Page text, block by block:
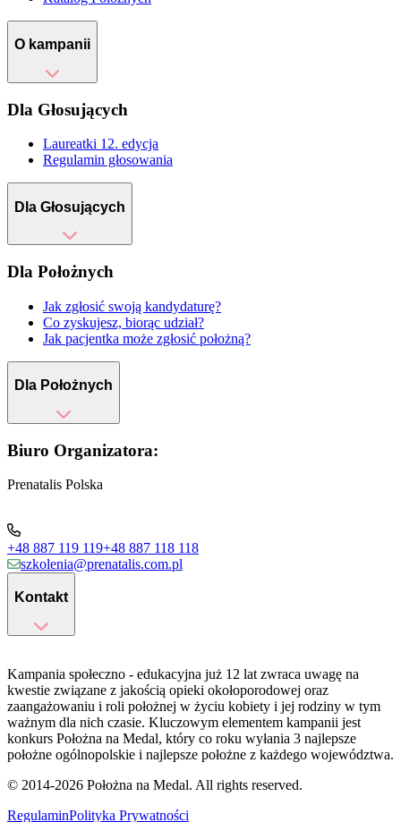
O kampanii
Dla Głosujących
Laureatki 12. edycja
Regulamin głosowania
Dla Głosujących
Dla Położnych
Jak zgłosić swoją kandydaturę?
Co zyskujesz, biorąc udział?
Jak pacjentka może zgłosić położną?
Dla Położnych
Biuro Organizatora:
Prenatalis Polska
+48 887 119 119+48 887 118 118
szkolenia@prenatalis.com.pl
Kontakt
Kampania społeczno - edukacyjna już 12 lat zwraca uwagę na
kwestie związane z jakością opieki okołoporodowej oraz
zaangażowaniu i roli położnej w życiu kobiety i jej rodziny w tym
ważnym dla nich czasie. Kluczowym elementem kampanii jest
konkurs Położna na Medal, który co roku wyłania 3 najlepsze
położne ogólnopolskie i najlepsze położne z każdego województwa.
© 2014-2026 Położna na Medal. All rights reserved.
RegulaminPolityka Prywatności